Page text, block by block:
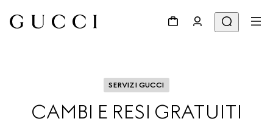
SERVIZI GUCCI
CAMBI E RESI GRATUITI